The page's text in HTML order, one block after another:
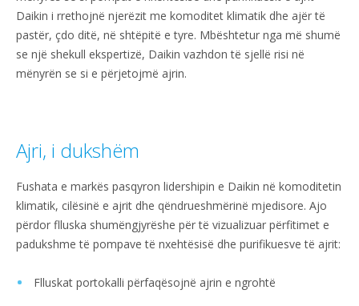
Daikin i rrethojnë njerëzit me komoditet klimatik dhe ajër të
pastër, çdo ditë, në shtëpitë e tyre. Mbështetur nga më shumë
se një shekull ekspertizë, Daikin vazhdon të sjellë risi në
mënyrën se si e përjetojmë ajrin.
Ajri, i dukshëm
Fushata e markës pasqyron lidershipin e Daikin në komoditetin
klimatik, cilësinë e ajrit dhe qëndrueshmërinë mjedisore. Ajo
përdor flluska shumëngjyrëshe për të vizualizuar përfitimet e
padukshme të pompave të nxehtësisë dhe purifikuesve të ajrit:
Flluskat portokalli përfaqësojnë ajrin e ngrohtë